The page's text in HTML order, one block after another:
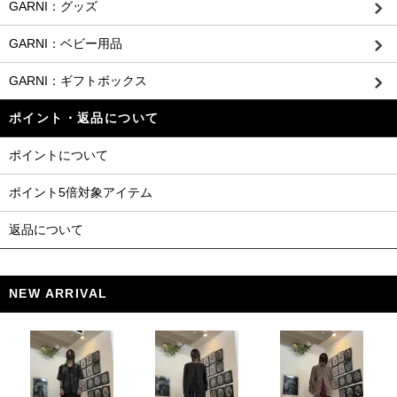
GARNI：グッズ
GARNI：ベビー用品
GARNI：ギフトボックス
ポイント・返品について
ポイントについて
ポイント5倍対象アイテム
返品について
NEW ARRIVAL